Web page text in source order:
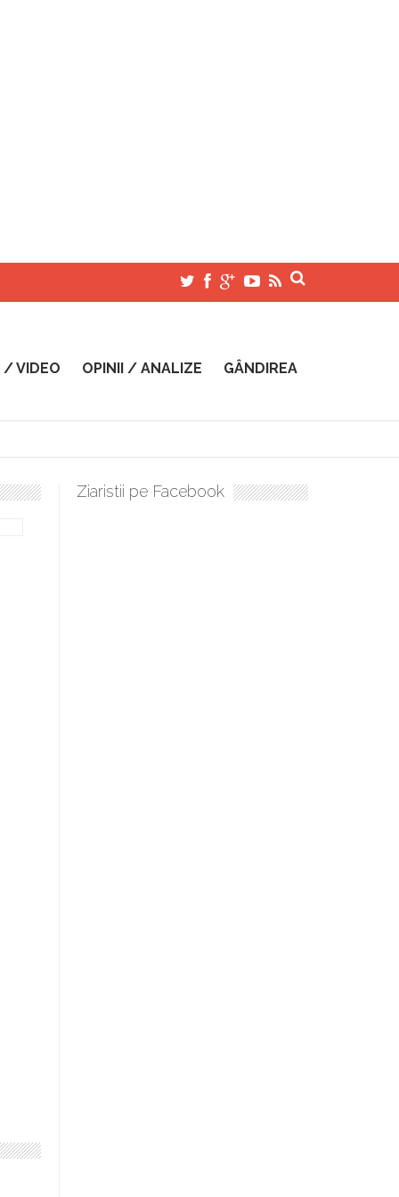
/ VIDEO OPINII / ANALIZE GÂNDIREA
sculați, boieri mari! Sara Nukina are nevoie de ajutorul
Ziaristii pe Facebook